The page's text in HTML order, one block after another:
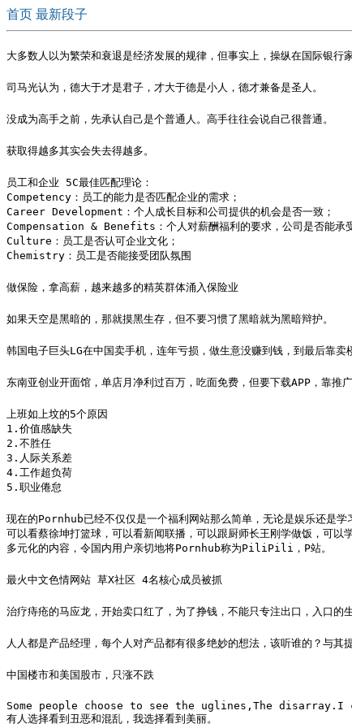
首页 最新段子
大多数人以为繁荣和衰退是经济发展的规律，但事实上，操纵在国际银
司马光认为，德大于才是君子，才大于德是小人，德才兼备是圣人。
没成为高手之前，先承认自己是个普通人。高手往往会说自己很普通。 ​
获取得越多其实会失去得越多。
员工和企业 5C最佳匹配理论：
Competency：员工的能力是否匹配企业的需求；
Career Development：个人成长目标和公司提供的机会是否一致；
Compensation & Benefits：个人对薪酬福利的要求，公司是否能承
Culture：员工是否认可企业文化；
Chemistry：员工是否能接受团队氛围
做保险，拿高薪，越来越多的精英群体涌入保险业
如果天空是黑暗的，那就摸黑生存，但不要习惯了黑暗就为黑暗辩护。
韩国电子巨头LG在中国卖手机，连年亏损，做生意没赚到钱，到最后靠卖
东南亚创业开面馆，单店月净利过百万，吃面免费，但要下载APP，靠推
上班如上坟的5个原因
1.价值感缺失
2.不胜任
3.人际关系差
4.工作超负荷
5.职业倦怠
现在的Pornhub已经不仅仅是一个福利网站那么简单，无论是娱乐还是学
可以看蔡徐坤打篮球，可以看新闻联播，可以跟厨师长王刚学做饭，可以
多元化的内容，令国内用户亲切地将Pornhub称为PiliPili，P站。
最火中文色情网站 草X社区 4名核心成员被抓
治疗痔疮的马应龙，开始卖口红了，为了挣钱，不能只专注出口，入口的
人人都是产品经理，每个人对产品都有很多绝妙的想法，该听谁的？与
中国楼市和美国股市，只涨不跌
Some people choose to see the uglines,The disarray.I
有人选择看到丑恶和混乱，我选择看到美丽。